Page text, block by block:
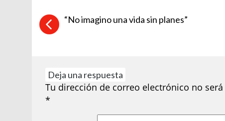
“No imagino una vida sin planes”
Deja una respuesta
Tu dirección de correo electrónico no
*